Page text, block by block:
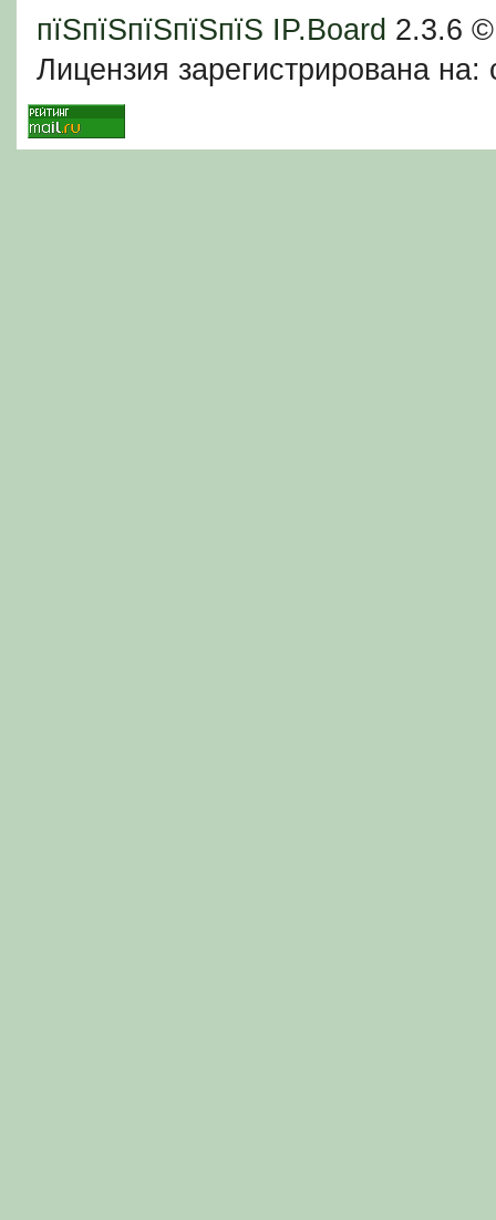
пїЅпїЅпїЅпїЅпїЅ IP.Board 2.3.6
Лицензия зарегистрирована